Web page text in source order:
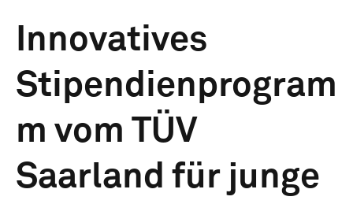
Innovatives
Stipendienprogram
m vom TÜV
Saarland für junge